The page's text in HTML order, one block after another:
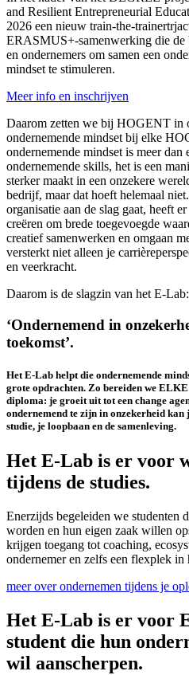
and Resilient Entrepreneurial
2026 een nieuw train-the-
ERASMUS+-samenwerking die de
en ondernemers om samen een
mindset te stimuleren.
Meer info en inschrijven
Daarom zetten we bij HOGENT in
ondernemende mindset bij elke
ondernemende mindset is meer dan
ondernemende skills, het is een
sterker maakt in een onzekere
bedrijf, maar dat hoeft helemaal
organisatie aan de slag gaat, heeft
creëren om brede toegevoegde
creatief samenwerken en omgaan
versterkt niet alleen je
en veerkracht.
Daarom is de slagzin van het E-Lab:
‘Ondernemend in
toekomst’.
Het E-Lab helpt die ondernemende
grote opdrachten. Zo bereiden we
diploma: je groeit uit tot een change
ondernemend te zijn in onzekerheid
studie, je loopbaan en de samenleving.
Het E-Lab is er voor
tijdens de studies.
Enerzijds begeleiden we studenten
worden en hun eigen zaak willen
krijgen toegang tot coaching,
ondernemer en zelfs een flexplek in
meer over ondernemen tijdens je
Het E-Lab is er voor
student die hun
wil aanscherpen.